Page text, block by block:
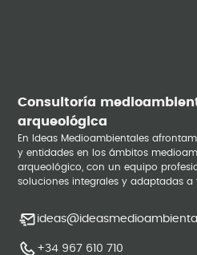
Consultoría
arqueológica
En Ideas Medioambientales
y entidades en los ámbitos
arqueológico, con un equipo
soluciones integrales y adaptadas a
+34 967 610 710